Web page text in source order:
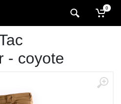
0
- coyote